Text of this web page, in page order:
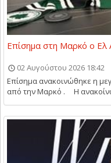
Επίσημα στη Μαρκό ο Ελ
02 Αυγούστου 2026 18:42
Επίσημα ανακοινώθηκε η
από την Μαρκό . Η